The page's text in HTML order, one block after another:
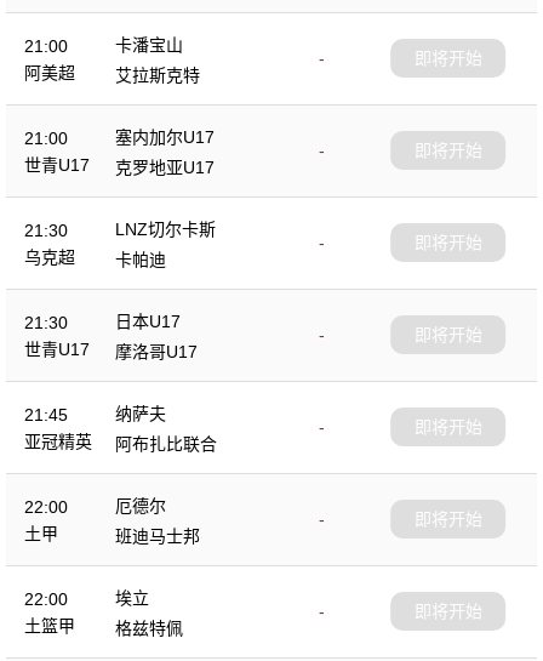
21:00
阿美超
卡潘宝山
-
艾拉斯克特
即将开始
21:00
世青U17
塞内加尔U17
-
克罗地亚U17
即将开始
21:30
乌克超
LNZ切尔卡斯
-
卡帕迪
即将开始
21:30
世青U17
日本U17
-
摩洛哥U17
即将开始
21:45
亚冠精英
纳萨夫
-
阿布扎比联合
即将开始
22:00
土甲
厄德尔
-
班迪马士邦
即将开始
22:00
土篮甲
埃立
-
格兹特佩
即将开始